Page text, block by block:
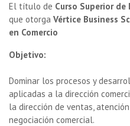
El título de Curso Superior de
que otorga Vértice Business
en Comercio
Objetivo:
Dominar los procesos y
aplicadas a la dirección
la dirección de ventas,
negociación comercial.